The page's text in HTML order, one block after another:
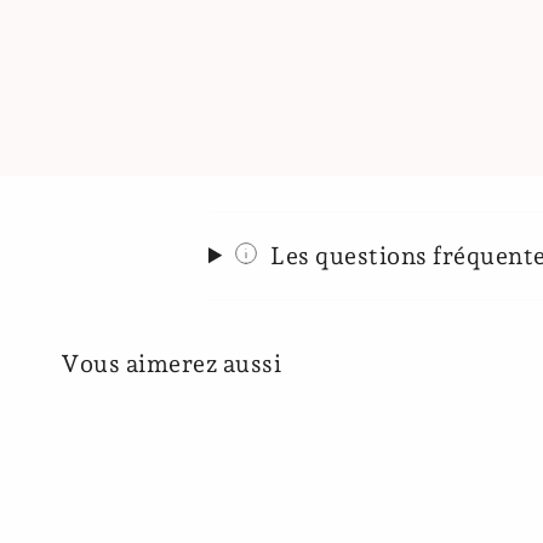
Les questions
Vous aimerez aussi